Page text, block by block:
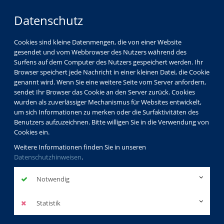
Datenschutz
Cookies sind kleine Datenmengen, die von einer Website
gesendet und vom Webbrowser des Nutzers während des
Surfens auf dem Computer des Nutzers gespeichert werden. Ihr
Browser speichert jede Nachricht in einer kleinen Datei, die Cookie
genannt wird. Wenn Sie eine weitere Seite vom Server anfordern,
sendet Ihr Browser das Cookie an den Server zurück. Cookies
wurden als zuverlässiger Mechanismus für Websites entwickelt,
um sich Informationen zu merken oder die Surfaktivitäten des
Benutzers aufzuzeichnen. Bitte willigen Sie in die Verwendung von
Cookies ein.
Weitere Informationen finden Sie in unseren
Datenschutzhinweisen.
Notwendig
Statistik